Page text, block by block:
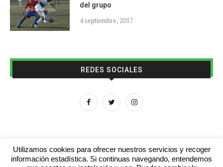
del grupo
4 septiembre, 2017
REDES SOCIALES
Utilizamos cookies para ofrecer nuestros servicios y recoger
información estadística. Si continuas navegando, entendemos